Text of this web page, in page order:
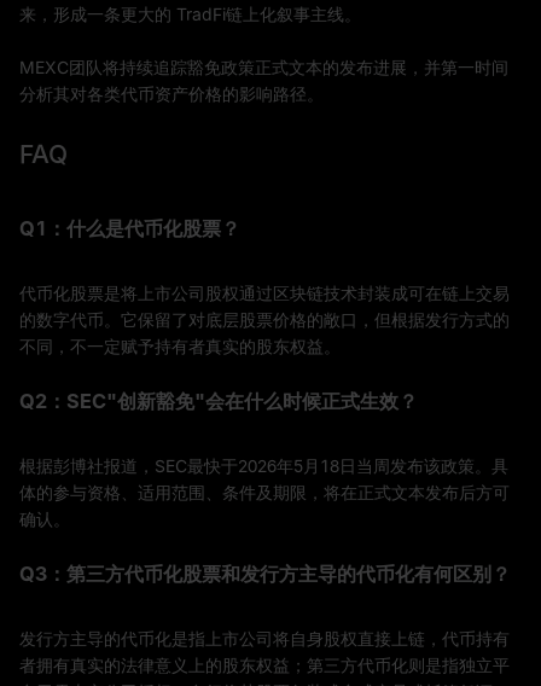
来，形成一条更大的 TradFi链上化叙事主线。
MEXC团队将持续追踪豁免政策正式文本的发布进展，并第一时间
分析其对各类代币资产价格的影响路径。
FAQ
Q1：什么是代币化股票？
代币化股票是将上市公司股权通过区块链技术封装成可在链上交易
的数字代币。它保留了对底层股票价格的敞口，但根据发行方式的
不同，不一定赋予持有者真实的股东权益。
Q2：SEC"创新豁免"会在什么时候正式生效？
根据彭博社报道，SEC最快于2026年5月18日当周发布该政策。具
体的参与资格、适用范围、条件及期限，将在正式文本发布后方可
确认。
Q3：第三方代币化股票和发行方主导的代币化有何区别？
发行方主导的代币化是指上市公司将自身股权直接上链，代币持有
者拥有真实的法律意义上的股东权益；第三方代币化则是指独立平